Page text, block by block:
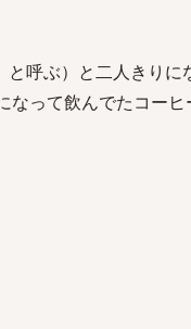
呼ぶ）と二人きりに
って飲んでたコーヒ